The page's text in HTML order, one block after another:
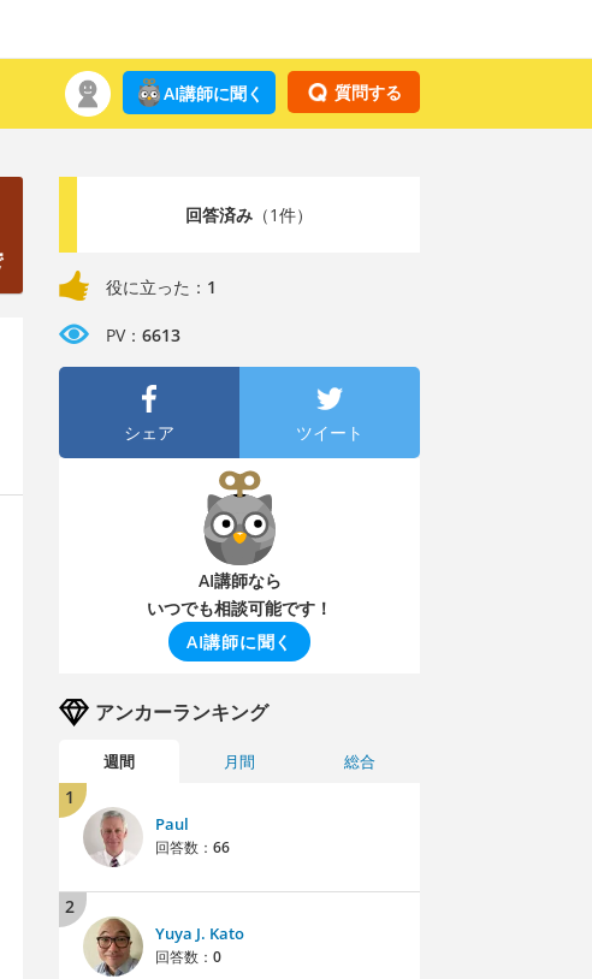
質問する
AI講師に聞く
回答済み（1件）
役に立った： 1
PV： 6613
シェア ツイート
AI講師なら
いつでも相談可能です！
AI講師に聞く
アンカーランキング
週間 月間 総合
1
Paul
回答数： 66
2
Yuya J. Kato
回答数： 0